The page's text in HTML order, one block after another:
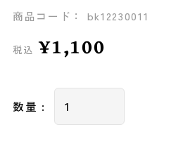
商品コード： bk12230011
税込 ¥1,100
数量 :